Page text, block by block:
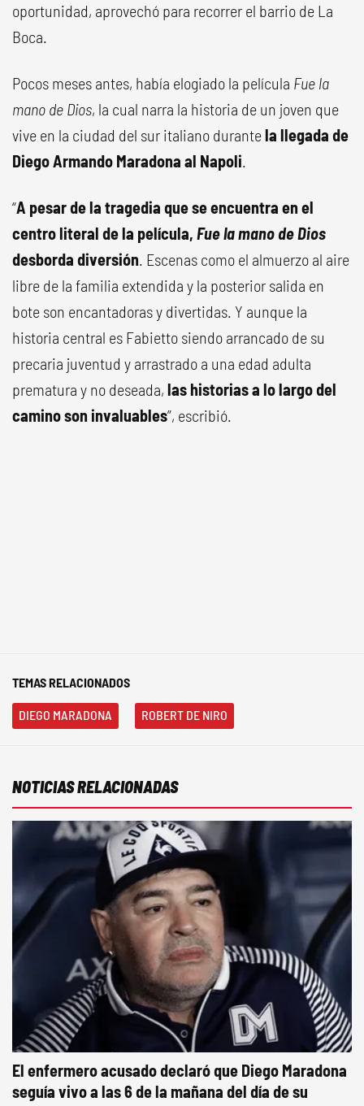
oportunidad, aprovechó para recorrer el barrio de La
Boca.
Pocos meses antes, había elogiado la película Fue la
mano de Dios, la cual narra la historia de un joven que
vive en la ciudad del sur italiano durantela llegada de
Diego Armando Maradona al Napoli.
“A pesar de la tragedia que se encuentra en el
centro literal de la película, Fue la mano de Dios
desborda diversión. Escenas como el almuerzo al aire
libre de la familia extendida y la posterior salida en
bote son encantadoras y divertidas. Y aunque la
historia central es Fabietto siendo arrancado de su
precaria juventud y arrastrado a una edad adulta
prematura y no deseada, las historias a lo largo del
camino son invaluables”, escribió.
TEMAS RELACIONADOS
DIEGO MARADONA ROBERT DE NIRO
NOTICIAS RELACIONADAS
El enfermero acusado declaró que Diego Maradona
seguía vivo a las 6 de la mañana del día de su